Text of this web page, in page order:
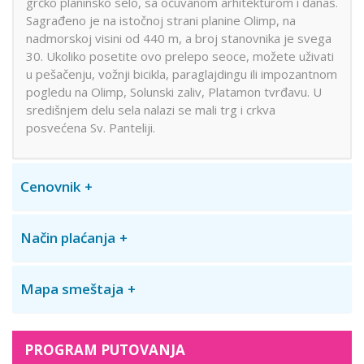
Sagrađeno je na istočnoj strani planine Olimp, na
nadmorskoj visini od 440 m, a broj stanovnika je svega
30. Ukoliko posetite ovo prelepo seoce, možete uživati
u pešačenju, vožnji bicikla, paraglajdingu ili impozantnom
pogledu na Olimp, Solunski zaliv, Platamon tvrđavu. U
središnjem delu sela nalazi se mali trg i crkva
posvećena Sv. Panteliji.
Cenovnik
Način plaćanja
Mapa smeštaja
PROGRAM PUTOVANJA